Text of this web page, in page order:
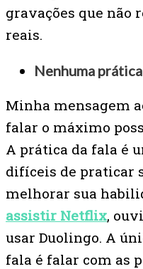
gravações que não
reais.
Nenhuma
Minha mensagem
falar o máximo
A prática da fala é
difíceis de praticar
melhorar sua
assistir Netflix,
usar Duolingo. A
fala é falar com as